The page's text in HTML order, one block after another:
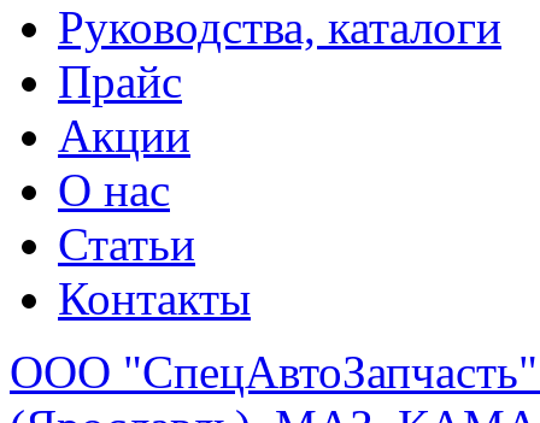
Руководства, каталоги
Прайс
Акции
О нас
Статьи
Контакты
ООО